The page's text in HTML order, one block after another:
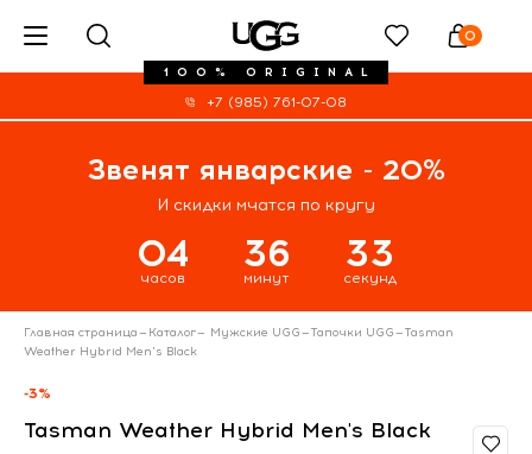
100% ORIGINAL
0
+7 (985) 761-07-08
Звенят январские - 20%
И скидки мчатся по кругу
04
часов
36
минут
33
секунд
Главная страница— Каталог— Мужские UGG—Тапочки UGG—Tasman
Weather Hybrid Men's Black
-3%
Tasman Weather Hybrid Men's Black